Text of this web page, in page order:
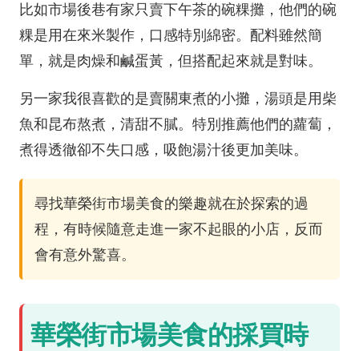
比如市場後巷有家只賣下午茶的碗粿攤，他們的碗
粿是用在來米製作，口感特別綿密。配料雖然簡
單，就是肉燥和鹹蛋黃，但搭配起來就是對味。
另一家我很喜歡的是賣關東煮的小攤，湯頭是用柴
魚和昆布熬煮，清甜不膩。特別推薦他們的蘿蔔，
煮得透徹卻不失口感，吸飽湯汁後更加美味。
尋找華榮街市場美食的樂趣就在於探索的過
程，有時候隨意走進一家不起眼的小店，反而
會有意外驚喜。
華榮街市場美食的採買時